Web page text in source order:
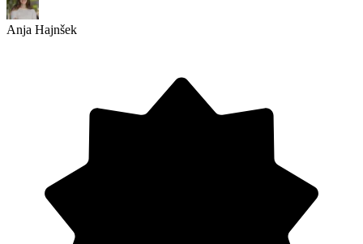
Anja Hajnšek